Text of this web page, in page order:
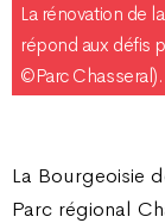
La rénovation de
répond aux défis
©Parc Chasseral).
La Bourgeoisie
Parc régional